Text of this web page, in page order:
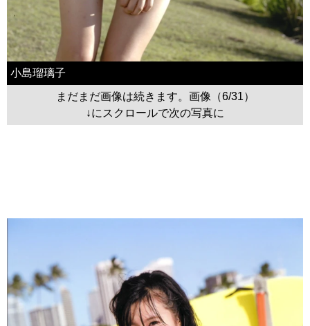
小島瑠璃子
まだまだ画像は続きます。画像（6/31）
↓にスクロールで次の写真に